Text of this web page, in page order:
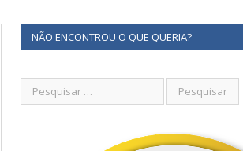
NÃO ENCONTROU O QUE QUERIA?